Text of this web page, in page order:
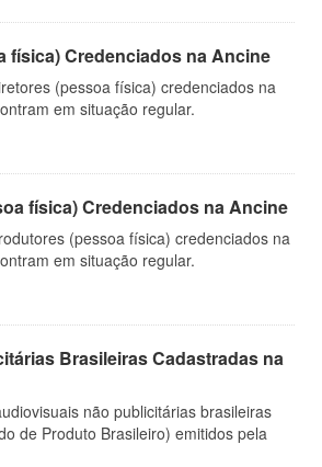
física) Credenciados na Ancine
(pessoa física) credenciados na
em situação regular.
física) Credenciados na Ancine
(pessoa física) credenciados na
em situação regular.
Brasileiras Cadastradas na
não publicitárias brasileiras
de Produto Brasileiro) emitidos pela